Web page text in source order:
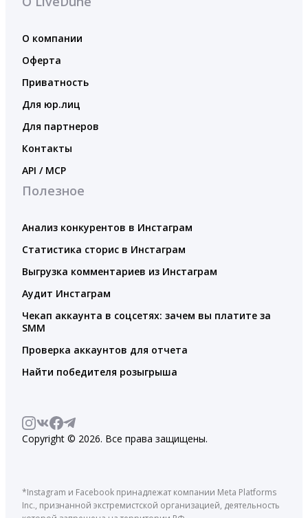
О компании
Оферта
Приватность
Для юр.лиц
Для партнеров
Контакты
API / MCP
Полезное
Анализ конкурентов в Инстаграм
Статистика сторис в Инстаграм
Выгрузка комментариев из Инстаграм
Аудит Инстаграм
Чекап аккаунта в соцсетях: зачем вы платите за
SMM
Проверка аккаунтов для отчета
Найти победителя розыгрыша
Copyright © 2026. Все права защищены.
*Instagram и Facebook принадлежат компании Meta Platforms
Inc., признанной экстремистской организацией, деятельность